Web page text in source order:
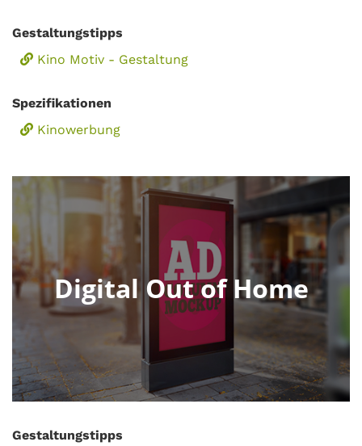
Gestaltungstipps
Kino Motiv - Gestaltung
Spezifikationen
Kinowerbung
Digital Out of Home
Gestaltungstipps